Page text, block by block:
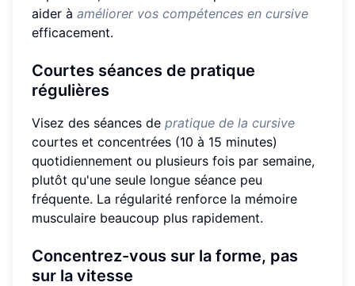
aider à améliorer vos compétences en cursive
efficacement.
Courtes séances de pratique
régulières
Visez des séances de pratique de la cursive
courtes et concentrées (10 à 15 minutes)
quotidiennement ou plusieurs fois par semaine,
plutôt qu'une seule longue séance peu
fréquente. La régularité renforce la mémoire
musculaire beaucoup plus rapidement.
Concentrez-vous sur la forme, pas
sur la vitesse